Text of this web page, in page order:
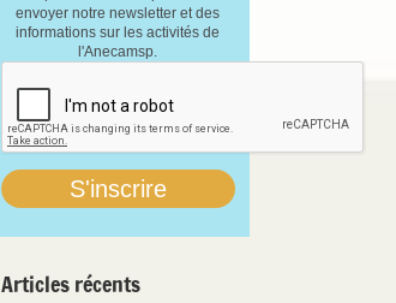
envoyer notre newsletter et des
informations sur les activités de
l'Anecamsp.
Articles récents